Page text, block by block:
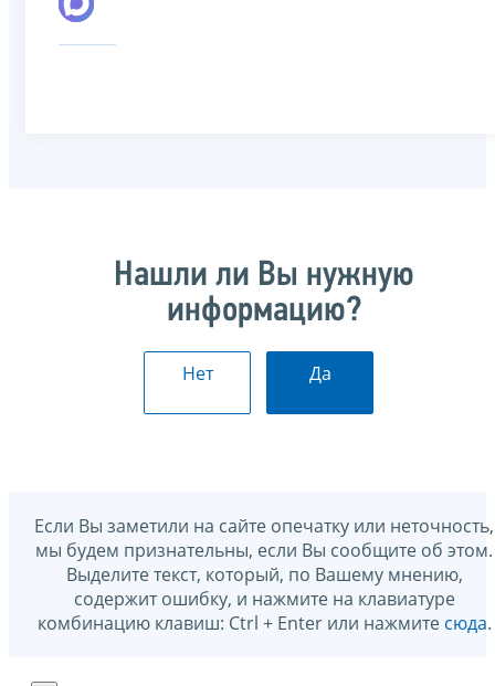
Нашли ли Вы нужную
информацию?
Нет Да
Если Вы заметили на сайте опечатку или неточность,
мы будем признательны, если Вы сообщите об этом.
Выделите текст, который, по Вашему мнению,
содержит ошибку, и нажмите на клавиатуре
комбинацию клавиш: Ctrl + Enter или нажмите сюда.